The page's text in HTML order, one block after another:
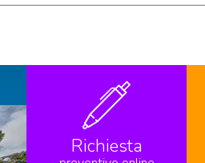
Richiesta